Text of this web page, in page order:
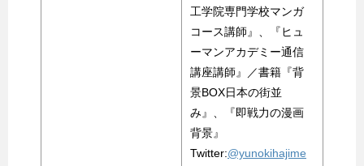
工学院専門学校マンガ
コース講師』、『ヒュ
ーマンアカデミー通信
講座講師』／書籍『背
景BOX日本の街並
み』、『即戦力の漫画
背景』
Twitter:@yunokihajime